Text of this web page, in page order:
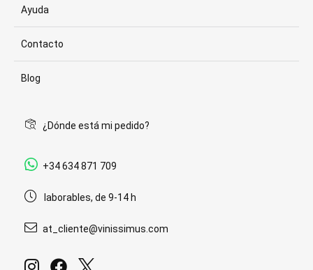
Ayuda
Contacto
Blog
¿Dónde está mi pedido?
+34 634 871 709
laborables, de 9-14 h
at_cliente@vinissimus.com